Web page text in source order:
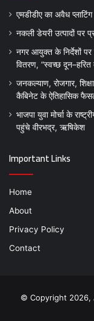
एमडीडीए का अवैध
नकली डेयरी उत्पादों पर
नगर आयुक्त के निर्देशों पर
वितरण, “स्वच्छ
जनकल्याण, रोजगार,
कैबिनेट के ऐतिहासिक
भाजपा युवा मोर्चा के
पहुंचे वीरभद्र, ऋषिकेश
Important Links
Home
About
Privacy Policy
Contact
© Copyright 2026,